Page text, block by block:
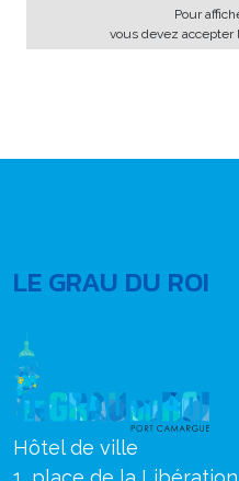
Pour
vous devez accepter
LE GRAU DU ROI
Hôtel de ville